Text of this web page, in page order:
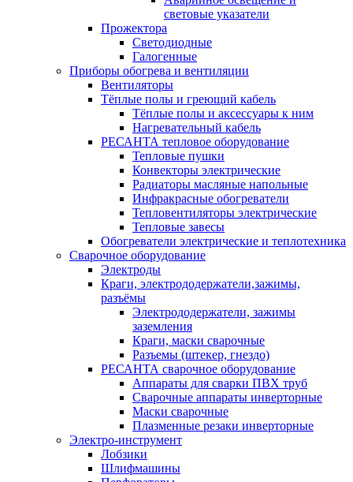
световые указатели
Прожектора
Светодиодные
Галогенные
Приборы обогрева и вентиляции
Вентиляторы
Тёплые полы и греющий кабель
Тёплые полы и аксессуары к ним
Нагревательный кабель
РЕСАНТА тепловое оборудование
Тепловые пушки
Конвекторы электрические
Радиаторы масляные напольные
Инфракрасные обогреватели
Тепловентиляторы электрические
Тепловые завесы
Обогреватели электрические и теплотехника
Сварочное оборудование
Электроды
Краги, электрододержатели,зажимы,
разъёмы
Электрододержатели, зажимы
заземления
Краги, маски сварочные
Разъемы (штекер, гнездо)
РЕСАНТА сварочное оборудование
Аппараты для сварки ПВХ труб
Сварочные аппараты инверторные
Маски сварочные
Плазменные резаки инверторные
Электро-инструмент
Лобзики
Шлифмашины